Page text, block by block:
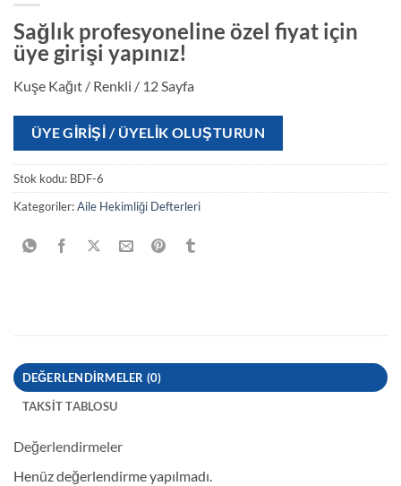
Sağlık profesyoneline özel fiyat için
üye girişi yapınız!
Kuşe Kağıt / Renkli / 12 Sayfa
ÜYE GIRIŞI / ÜYELIK OLUŞTURUN
Stok kodu: BDF-6
Kategoriler:Aile Hekimliği Defterleri
DEĞERLENDIRMELER (0)
TAKSIT TABLOSU
Değerlendirmeler
Henüz değerlendirme yapılmadı.